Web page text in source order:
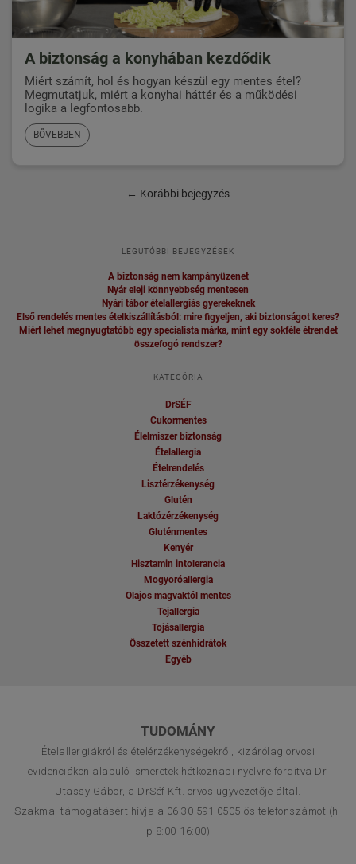
A biztonság a konyhában kezdődik
Miért számít, hol és hogyan készül egy mentes étel?
Megmutatjuk, miért a konyhai háttér és a működési
logika a legfontosabb.
BŐVEBBEN
← Korábbi bejegyzés
LEGUTÓBBI BEJEGYZÉSEK
A biztonság nem kampányüzenet
Nyár eleji könnyebbség mentesen
Nyári tábor ételallergiás gyerekeknek
Első rendelés mentes ételkiszállításból: mire figyeljen, aki biztonságot keres?
Miért lehet megnyugtatóbb egy specialista márka, mint egy sokféle étrendet
összefogó rendszer?
KATEGÓRIA
DrSÉF
Cukormentes
Élelmiszer biztonság
Ételallergia
Ételrendelés
Lisztérzékenység
Glutén
Laktózérzékenység
Gluténmentes
Kenyér
Hisztamin intolerancia
Mogyoróallergia
Olajos magvaktól mentes
Tejallergia
Tojásallergia
Összetett szénhidrátok
Egyéb
TUDOMÁNY
Ételallergiákról és ételérzékenységekről, kizárólag orvosi
evidenciákon alapuló ismeretek hétköznapi nyelvre fordítva Dr.
Utassy Gábor, a DrSéf Kft. orvos ügyvezetője által.
Szakmai támogatásért hívja a 06 30 591 0505-ös telefonszámot (h-
p 8:00-16:00)